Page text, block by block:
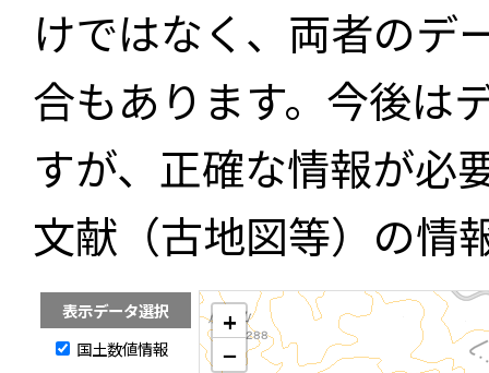
けではなく、両者のデ
合もあります。今後は
すが、正確な情報が必
文献（古地図等）の情
表示データ選択
国土数値情報
+
−